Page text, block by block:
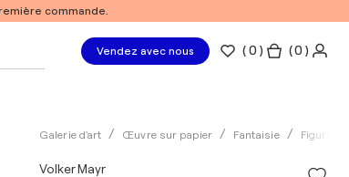
commande.
Vendez avec nous (0 ) ( 0 )
Galerie d'art Œuvre sur papier Fantaisie Figuratif
Volker Mayr